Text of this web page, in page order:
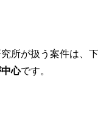
所が扱う案件は、下
心です。